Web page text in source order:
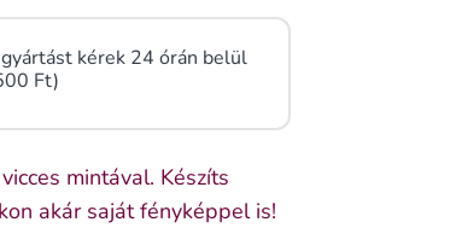
gyártást kérek 24 órán belül
Ft)
mintával. Készíts
akár saját fényképpel is!